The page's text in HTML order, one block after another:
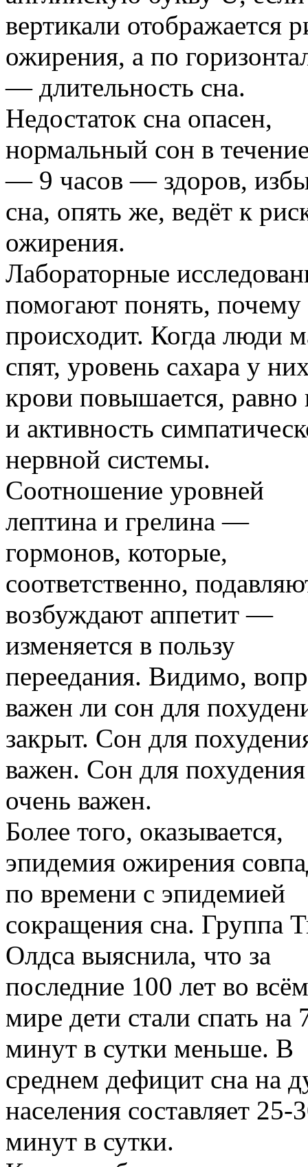
вертикали отображается
ожирения, а по
— длительность сна.
Недостаток сна опасен,
нормальный сон в
— 9 часов — здоров,
сна, опять же, ведёт к
ожирения.
Лабораторные
помогают понять, почему
происходит. Когда люди
спят, уровень сахара у
крови повышается, равно
и активность
нервной системы.
Соотношение уровней
лептина и грелина —
гормонов, которые,
соответственно,
возбуждают аппетит —
изменяется в пользу
переедания. Видимо,
важен ли сон для
закрыт. Сон для
важен. Сон для похудения
очень важен.
Более того, оказывается,
эпидемия ожирения
по времени с эпидемией
сокращения сна. Группа
Олдса выяснила, что за
последние 100 лет во всём
мире дети стали спать на
минут в сутки меньше. В
среднем дефицит сна на
населения составляет 25-
минут в сутки.